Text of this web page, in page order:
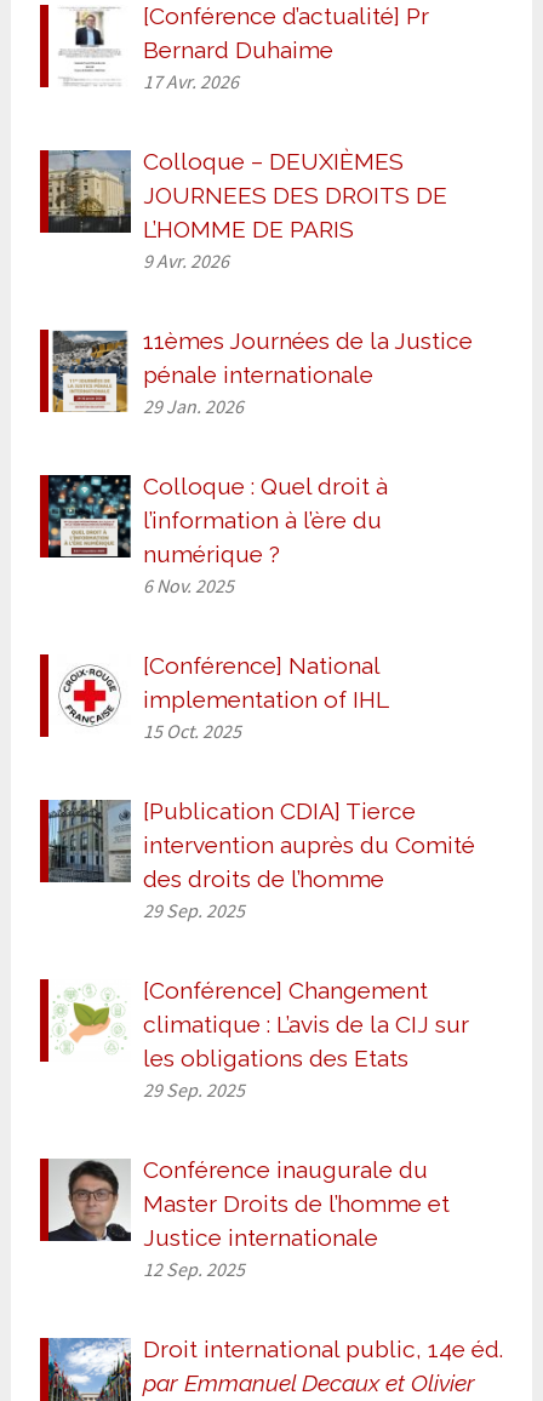
[Conférence d’actualité] Pr
Bernard Duhaime
17 Avr. 2026
Colloque – DEUXIÈMES
JOURNEES DES DROITS DE
L’HOMME DE PARIS
9 Avr. 2026
11èmes Journées de la Justice
pénale internationale
29 Jan. 2026
Colloque : Quel droit à
l’information à l’ère du
numérique ?
6 Nov. 2025
[Conférence] National
implementation of IHL
15 Oct. 2025
[Publication CDIA] Tierce
intervention auprès du Comité
des droits de l’homme
29 Sep. 2025
[Conférence] Changement
climatique : L’avis de la CIJ sur
les obligations des Etats
29 Sep. 2025
Conférence inaugurale du
Master Droits de l’homme et
Justice internationale
12 Sep. 2025
Droit international public, 14e éd.
par Emmanuel Decaux et Olivier